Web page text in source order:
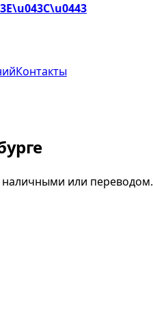
Контакты
наличными или переводом.